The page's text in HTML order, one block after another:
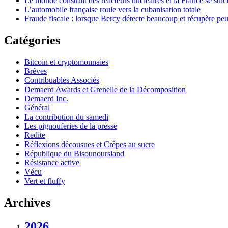
L’automobile française roule vers la cubanisation totale
Fraude fiscale : lorsque Bercy détecte beaucoup et récupère peu
Catégories
Bitcoin et cryptomonnaies
Brèves
Contribuables Associés
Demaerd Awards et Grenelle de la Décomposition
Demaerd Inc.
Général
La contribution du samedi
Les pignouferies de la presse
Redite
Réflexions décousues et Crêpes au sucre
République du Bisounoursland
Résistance active
Vécu
Vert et fluffy
Archives